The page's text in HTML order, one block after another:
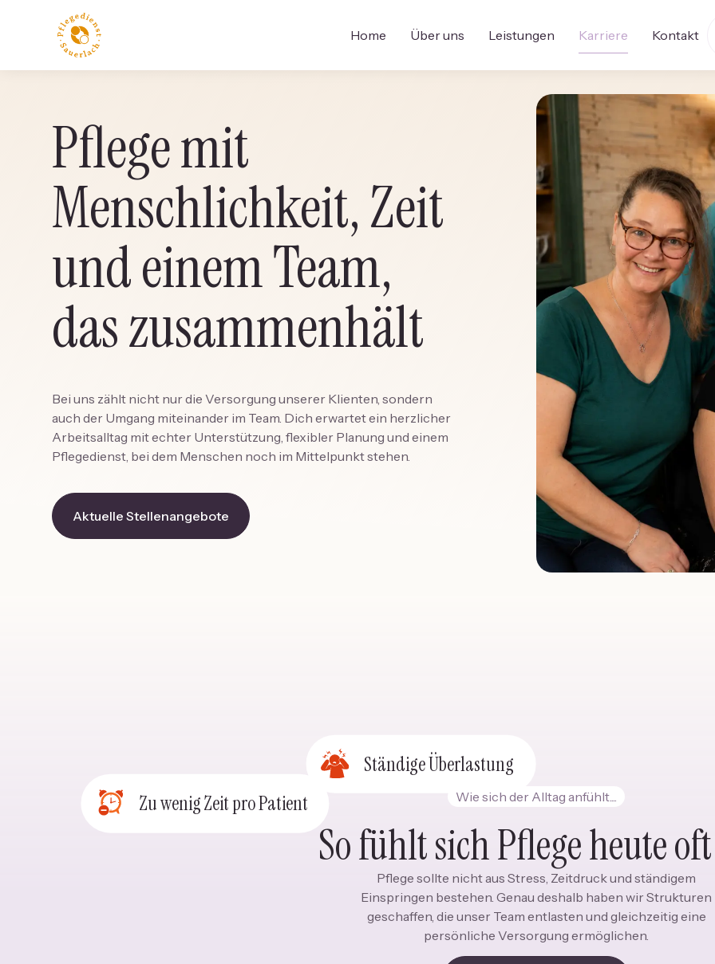
Home Über uns Leistungen Karriere Kontakt
Pflege mit
Menschlichkeit, Zeit
und einem Team,
das zusammenhält
Bei uns zählt nicht nur die Versorgung unserer Klienten, sondern
auch der Umgang miteinander im Team. Dich erwartet ein herzlicher
Arbeitsalltag mit echter Unterstützung, flexibler Planung und einem
Pflegedienst, bei dem Menschen noch im Mittelpunkt stehen.
Aktuelle Stellenangebote
Zu wenig Zeit pro Patient
Ständige Überlastung
Wie sich der Alltag anfühlt....
So fühlt sich Pflege heute
Pflege sollte nicht aus Stress, Zeitdruck und ständigem
Einspringen bestehen. Genau deshalb haben wir Strukturen
geschaffen, die unser Team entlasten und gleichzeitig eine
persönliche Versorgung ermöglichen.